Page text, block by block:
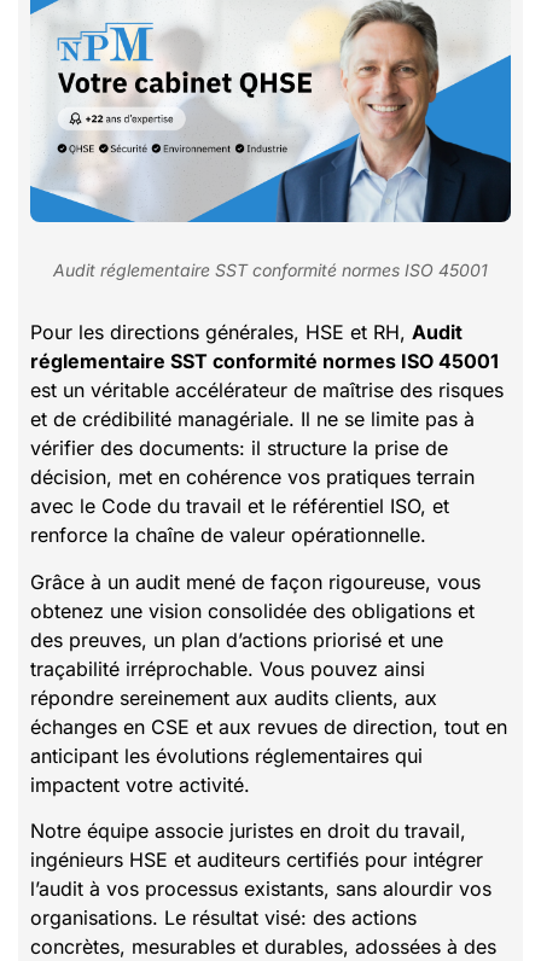
Audit réglementaire SST conformité normes ISO 45001
Pour les directions générales, HSE et RH, Audit
réglementaire SST conformité normes ISO 45001
est un véritable accélérateur de maîtrise des risques
et de crédibilité managériale. Il ne se limite pas à
vérifier des documents: il structure la prise de
décision, met en cohérence vos pratiques terrain
avec le Code du travail et le référentiel ISO, et
renforce la chaîne de valeur opérationnelle.
Grâce à un audit mené de façon rigoureuse, vous
obtenez une vision consolidée des obligations et
des preuves, un plan d’actions priorisé et une
traçabilité irréprochable. Vous pouvez ainsi
répondre sereinement aux audits clients, aux
échanges en CSE et aux revues de direction, tout en
anticipant les évolutions réglementaires qui
impactent votre activité.
Notre équipe associe juristes en droit du travail,
ingénieurs HSE et auditeurs certifiés pour intégrer
l’audit à vos processus existants, sans alourdir vos
organisations. Le résultat visé: des actions
concrètes, mesurables et durables, adossées à des